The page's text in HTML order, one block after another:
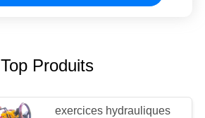
Top Produits
exercices hydrauliques